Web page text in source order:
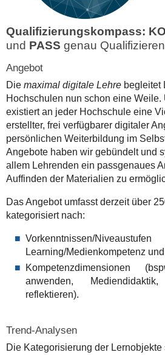
Qualifizierungskompass:
und PASS genau Qualifizieren
Angebot
Die maximal digitale Lehre begleitet
Hochschulen nun schon eine Weile.
existiert an jeder Hochschule eine
erstellter, frei verfügbarer digitaler
persönlichen Weiterbildung im
Angebote haben wir gebündelt und
allem Lehrenden ein passgenaues
Auffinden der Materialien zu
Das Angebot umfasst derzeit über
kategorisiert nach:
Vorkenntnissen/
Learning/Medienkompetenz und
Kompetenzdimensionen
anwenden,
reflektieren).
Trend-Analysen
Die Kategorisierung der